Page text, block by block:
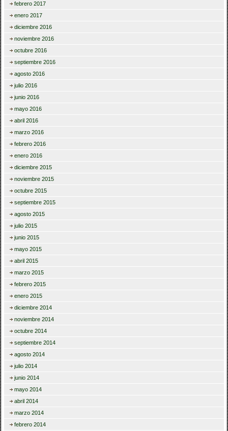
febrero 2017
enero 2017
diciembre 2016
noviembre 2016
octubre 2016
septiembre 2016
agosto 2016
julio 2016
junio 2016
mayo 2016
abril 2016
marzo 2016
febrero 2016
enero 2016
diciembre 2015
noviembre 2015
octubre 2015
septiembre 2015
agosto 2015
julio 2015
junio 2015
mayo 2015
abril 2015
marzo 2015
febrero 2015
enero 2015
diciembre 2014
noviembre 2014
octubre 2014
septiembre 2014
agosto 2014
julio 2014
junio 2014
mayo 2014
abril 2014
marzo 2014
febrero 2014